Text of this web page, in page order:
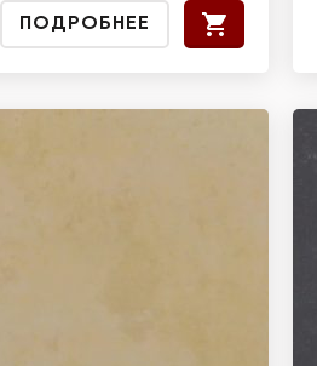
ПОДРОБНЕЕ